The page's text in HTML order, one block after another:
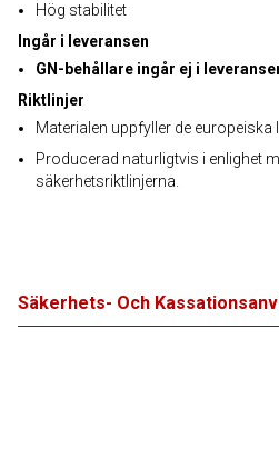
Hög stabilitet
Ingår i leveransen
GN-behållare ingår ej i
Riktlinjer
Materialen uppfyller de
Producerad naturligtvis i enlighet
säkerhetsriktlinjerna.
Säkerhets- Och